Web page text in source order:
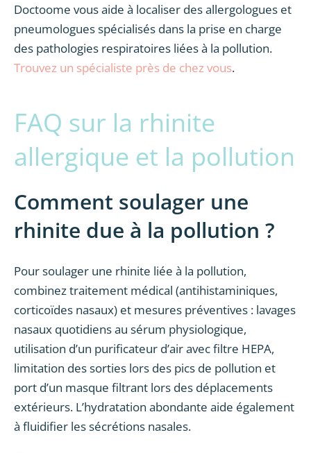
Doctoome vous aide à localiser des allergologues et
pneumologues spécialisés dans la prise en charge
des pathologies respiratoires liées à la pollution.
Trouvez un spécialiste près de chez vous.
FAQ sur la rhinite
allergique et la pollution
Comment soulager une
rhinite due à la pollution ?
Pour soulager une rhinite liée à la pollution,
combinez traitement médical (antihistaminiques,
corticoïdes nasaux) et mesures préventives : lavages
nasaux quotidiens au sérum physiologique,
utilisation d’un purificateur d’air avec filtre HEPA,
limitation des sorties lors des pics de pollution et
port d’un masque filtrant lors des déplacements
extérieurs. L’hydratation abondante aide également
à fluidifier les sécrétions nasales.